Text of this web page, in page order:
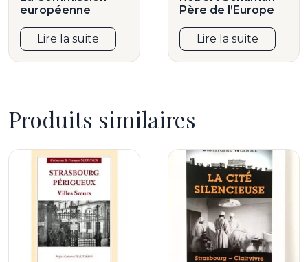
européenne
Lire la suite
Père de l’Europe
Lire la suite
Produits similaires